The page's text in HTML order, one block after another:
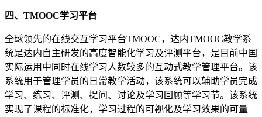
四、TMOOC学习平台
全球领先的在线交互学习平台TMOOC，达内TMOOC教学系
统是达内自主研发的高度智能化学习及评测平台，是目前中国
实际运用中同时在线学习人数较多的互动式教学管理平台。该
系统用于管理学员的日常教学活动，该系统可以辅助学员完成
学习、练习、评测、提问、讨论及学习回顾等学习节。该系统
实现了课程的标准化，学习过程的可视化及学习效果的可量